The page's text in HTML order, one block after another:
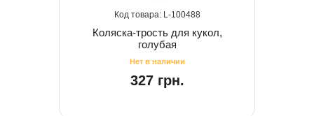
100488
Коляска-трость для кукол,
голубая
327 грн.